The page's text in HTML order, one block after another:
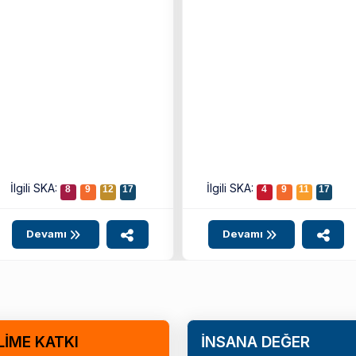
İlgili SKA: 8 9 12 17
Devamı
İlgili SKA: 4 9 11 17
Devamı
KATKI İNSANA DEĞER